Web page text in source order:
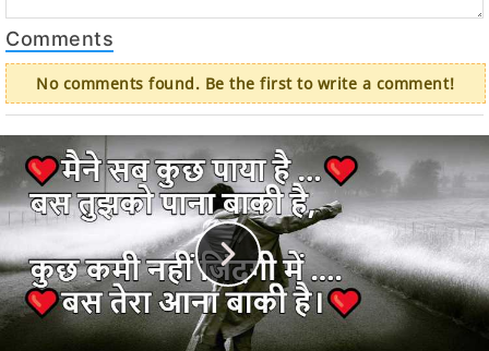
Comments
No comments found. Be the first to write a comment!